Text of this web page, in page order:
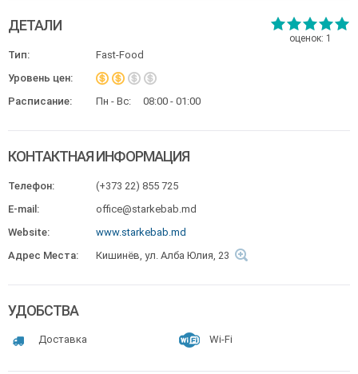
оценок: 1
ДЕТАЛИ
Тип:
Fast-Food
Уровень цен:
Расписание:
Пн - Вс: 08:00 - 01:00
КОНТАКТНАЯ ИНФОРМАЦИЯ
Телефон:
(+373 22) 855 725
E-mail:
office@starkebab.md
Website:
www.starkebab.md
Адрес Места:
Кишинёв, ул. Алба Юлия, 23
УДОБСТВА
Доставка Wi-Fi